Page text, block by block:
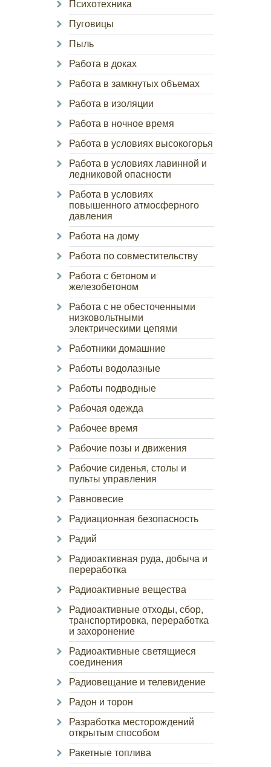
Психотехника
Пуговицы
Пыль
Работа в доках
Работа в замкнутых объемах
Работа в изоляции
Работа в ночное время
Работа в условиях высокогорья
Работа в условиях лавинной и
ледниковой опасности
Работа в условиях
повышенного атмосферного
давления
Работа на дому
Работа по совместительству
Работа с бетоном и
железобетоном
Работа с не обесточенными
низковольтными
электрическими цепями
Работники домашние
Работы водолазные
Работы подводные
Рабочая одежда
Рабочее время
Рабочие позы и движения
Рабочие сиденья, столы и
пульты управления
Равновесие
Радиационная безопасность
Радий
Радиоактивная руда, добыча и
переработка
Радиоактивные вещества
Радиоактивные отходы, сбор,
транспортировка, переработка
и захоронение
Радиоактивные светящиеся
соединения
Радиовещание и телевидение
Радон и торон
Разработка месторождений
открытым способом
Ракетные топлива